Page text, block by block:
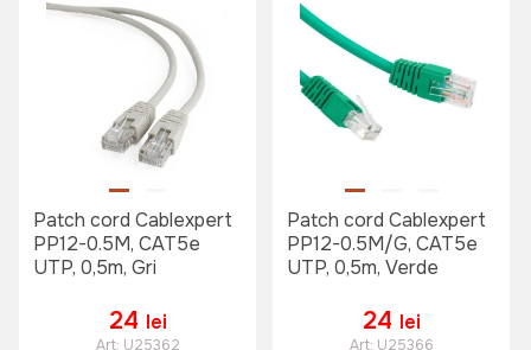
Patch cord Cablexpert
PP12-0.5M, CAT5e
UTP, 0,5m, Gri
24 lei
Art: U25362
Patch cord Cablexpert
PP12-0.5M/G, CAT5e
UTP, 0,5m, Verde
24 lei
Art: U25366